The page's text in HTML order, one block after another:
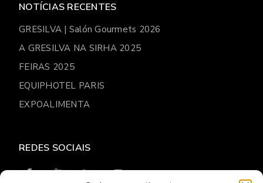
NOTÍCIAS RECENTES
GRESILVA | Salón Gourmets 2026
A GRESILVA NA SIRHA 2025
FEIRAS 2025
EQUIPHOTEL PARIS
EXPOALIMENTA
REDES SOCIAIS